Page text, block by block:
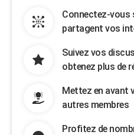
Connectez-vous
partagent vos
Suivez vos
obtenez plus de
Mettez en avant
autres membres
Profitez de